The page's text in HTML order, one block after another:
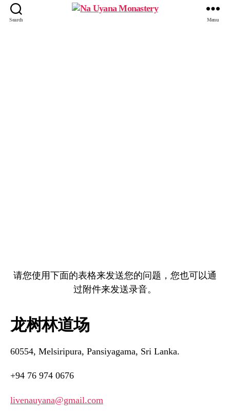
Search Menu
请您使用下面的表格来发送您的问题，您也可以通
过附件来发送录音。
龙树林道场
60554, Melsiripura, Pansiyagama, Sri Lanka.
+94 76 974 0676
livenauyana@gmail.com